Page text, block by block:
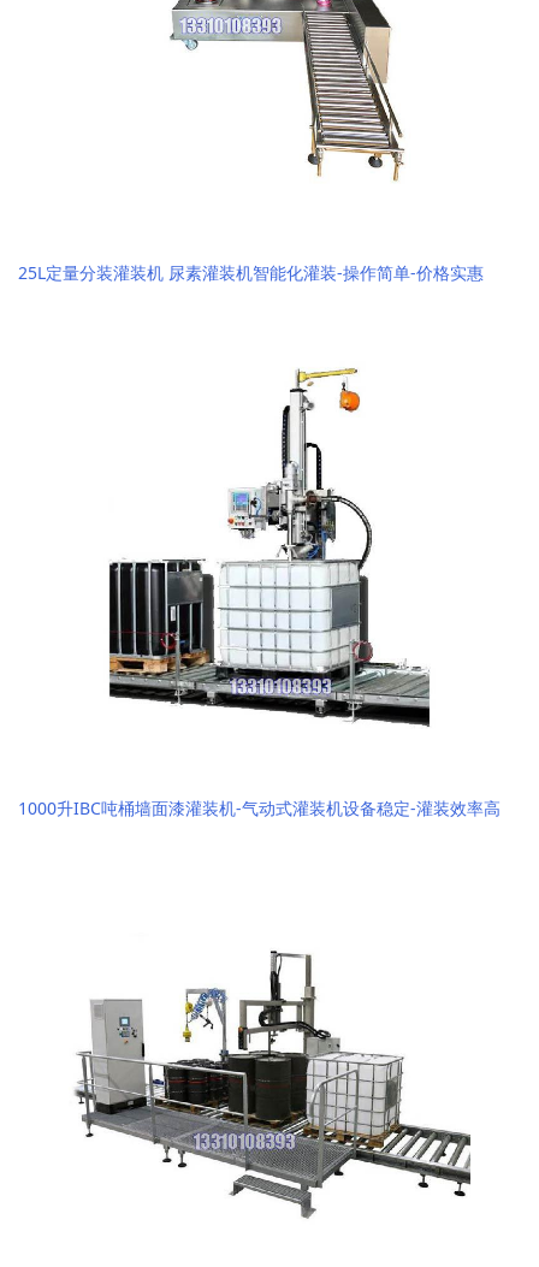
25L定量分装灌装机 尿素灌装机智能化灌装-操作简单-价格实惠
1000升IBC吨桶墙面漆灌装机-气动式灌装机设备稳定-灌装效率高